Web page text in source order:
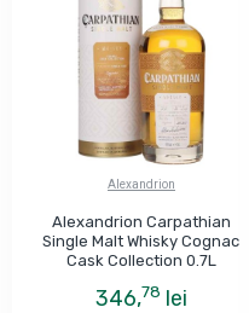
Alexandrion
Alexandrion Carpathian
Single Malt Whisky Cognac
Cask Collection 0.7L
346,78 lei